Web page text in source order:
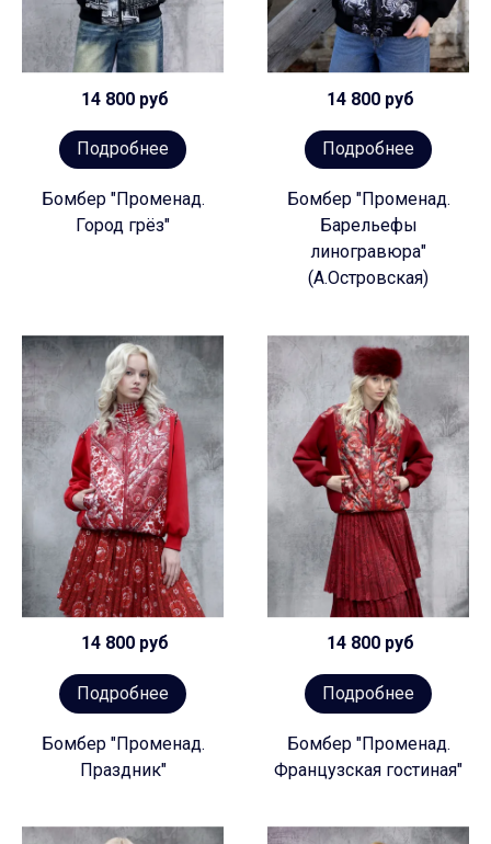
14 800 руб
Подробнее
Бомбер "Променад.
Город грёз"
14 800 руб
Подробнее
Бомбер "Променад.
Барельефы
линогравюра"
(А.Островская)
14 800 руб
Подробнее
Бомбер "Променад.
Праздник"
14 800 руб
Подробнее
Бомбер "Променад.
Французская гостиная"